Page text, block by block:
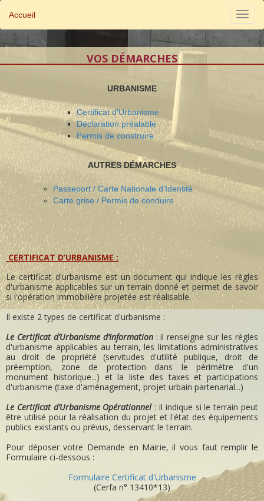
Accueil
VOS DÉMARCHES
URBANISME
Certificat d'Urbanisme
Déclaration préalable
Permis de construire
AUTRES DÉMARCHES
Passeport / Carte Nationale d'Identité
Carte grise / Permis de conduire
CERTIFICAT D’URBANISME :
Le certificat d'urbanisme est un document qui indique les règles
d'urbanisme applicables sur un terrain donné et permet de savoir
si l'opération immobilière projetée est réalisable.
Il existe 2 types de certificat d'urbanisme :
Le Certificat d’Urbanisme d’Information: il renseigne sur les règles
d'urbanisme applicables au terrain, les limitations administratives
au droit de propriété (servitudes d'utilité publique, droit de
préemption, zone de protection dans le périmètre d'un
monument historique...) et la liste des taxes et participations
d'urbanisme (taxe d'aménagement, projet urbain partenarial...)
Le Certificat d’Urbanisme Opérationnel: il indique si le terrain peut
être utilisé pour la réalisation du projet et l'état des équipements
publics existants ou prévus, desservant le terrain.
Pour déposer votre Demande en Mairie, il vous faut remplir le
Formulaire ci-dessous :
Formulaire Certificat d'Urbanisme
(Cerfa n° 13410*13)